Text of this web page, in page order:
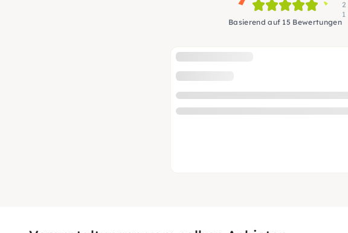
Basierend auf 15 Bewertungen